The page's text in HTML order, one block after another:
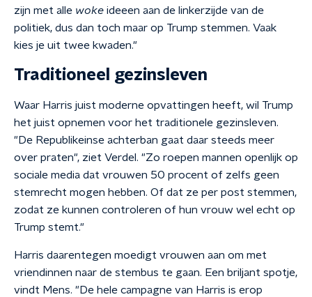
zijn met alle woke ideeen aan de linkerzijde van de
politiek, dus dan toch maar op Trump stemmen. Vaak
kies je uit twee kwaden."
Traditioneel gezinsleven
Waar Harris juist moderne opvattingen heeft, wil Trump
het juist opnemen voor het traditionele gezinsleven.
"De Republikeinse achterban gaat daar steeds meer
over praten", ziet Verdel. "Zo roepen mannen openlijk op
sociale media dat vrouwen 50 procent of zelfs geen
stemrecht mogen hebben. Of dat ze per post stemmen,
zodat ze kunnen controleren of hun vrouw wel echt op
Trump stemt."
Harris daarentegen moedigt vrouwen aan om met
vriendinnen naar de stembus te gaan. Een briljant spotje,
vindt Mens. "De hele campagne van Harris is erop